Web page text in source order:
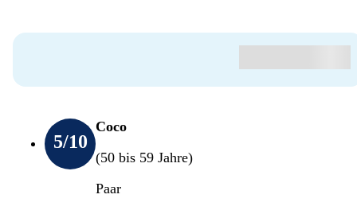
5/10
Coco
(50 bis 59 Jahre)
Paar